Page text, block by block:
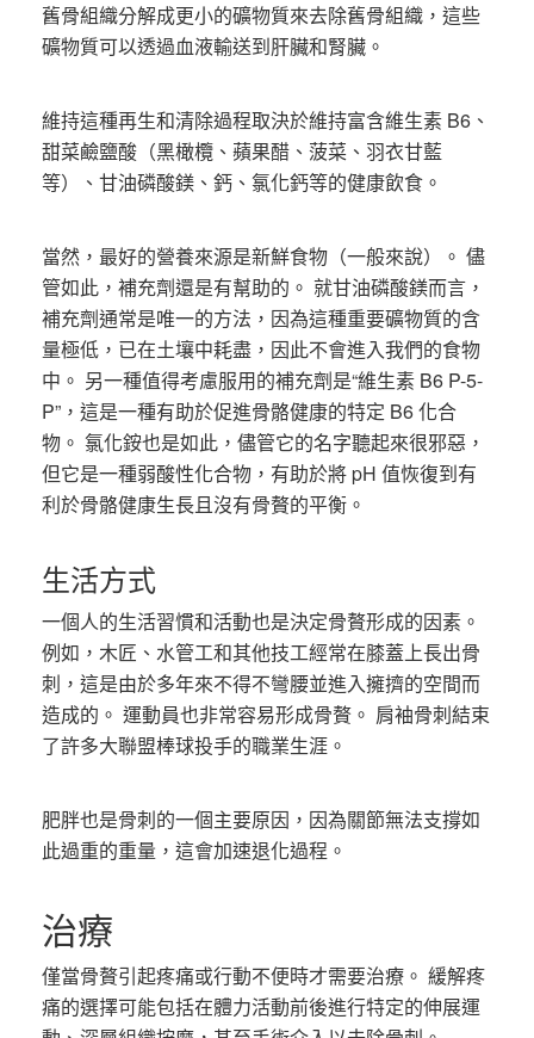
舊骨組織分解成更小的礦物質來去除舊骨組織，這些
礦物質可以透過血液輸送到肝臟和腎臟。
維持這種再生和清除過程取決於維持富含維生素 B6、
甜菜鹼鹽酸（黑橄欖、蘋果醋、菠菜、羽衣甘藍
等）、甘油磷酸鎂、鈣、氯化鈣等的健康飲食。
當然，最好的營養來源是新鮮食物（一般來說）。 儘
管如此，補充劑還是有幫助的。 就甘油磷酸鎂而言，
補充劑通常是唯一的方法，因為這種重要礦物質的含
量極低，已在土壤中耗盡，因此不會進入我們的食物
中。 另一種值得考慮服用的補充劑是“維生素 B6 P-5-
P”，這是一種有助於促進骨骼健康的特定 B6 化合
物。 氯化銨也是如此，儘管它的名字聽起來很邪惡，
但它是一種弱酸性化合物，有助於將 pH 值恢復到有
利於骨骼健康生長且沒有骨贅的平衡。
生活方式
一個人的生活習慣和活動也是決定骨贅形成的因素。
例如，木匠、水管工和其他技工經常在膝蓋上長出骨
刺，這是由於多年來不得不彎腰並進入擁擠的空間而
造成的。 運動員也非常容易形成骨贅。 肩袖骨刺結束
了許多大聯盟棒球投手的職業生涯。
肥胖也是骨刺的一個主要原因，因為關節無法支撐如
此過重的重量，這會加速退化過程。
治療
僅當骨贅引起疼痛或行動不便時才需要治療。 緩解疼
痛的選擇可能包括在體力活動前後進行特定的伸展運